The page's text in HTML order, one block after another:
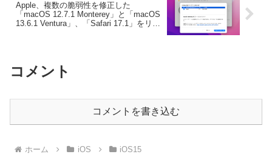
Apple、複数の脆弱性を修正した
「macOS 12.7.1 Monterey」と「macOS
13.6.1 Ventura」、「Safari 17.1」をリリ
コメント
コメントを書き込む
ホーム iOS iOS15